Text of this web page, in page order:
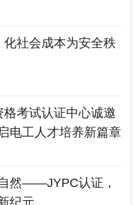
社会成本为安全秩
考试认证中心诚邀
电工人才培养新篇章
然——JYPC认证，
纪元